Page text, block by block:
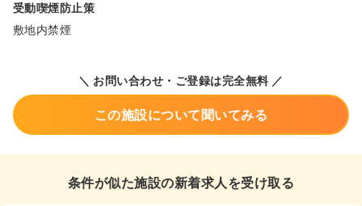
受動喫煙防止策
敷地内禁煙
＼ お問い合わせ・ご登録は完全無料 ／
この施設について聞いてみる
条件が似た施設の新着求人を受け取る